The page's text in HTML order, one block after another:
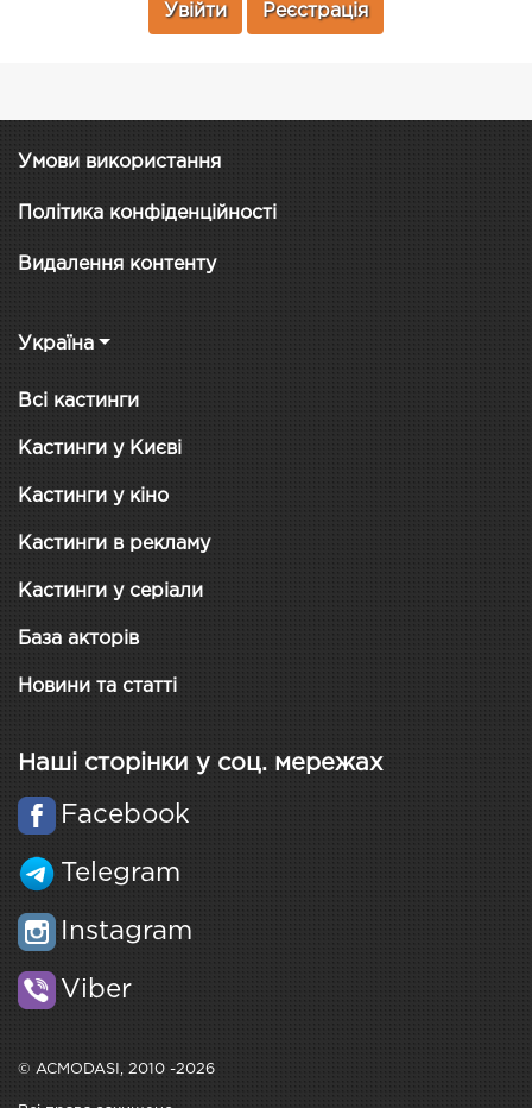
Увійти Реєстрація
Умови використання
Політика конфіденційності
Видалення контенту
Україна
Всі кастинги
Кастинги у Києві
Кастинги у кіно
Кастинги в рекламу
Кастинги у серіали
База акторів
Новини та статті
Наші сторінки у соц. мережах
Facebook
Telegram
Instagram
Viber
© ACMODASI, 2010 -2026